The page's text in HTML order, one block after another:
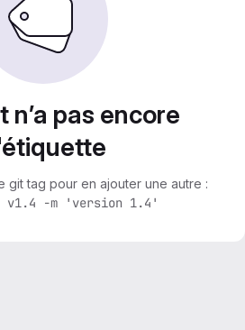
n’a pas encore
git tag pour en ajouter une autre :
-m 'version 1.4'